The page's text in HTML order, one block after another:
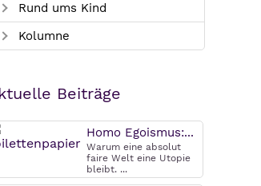
Rund ums Kind
Kolumne
Beiträge
Homo Egoismus:...
Warum eine absolut
faire Welt eine Utopie
bleibt. ...